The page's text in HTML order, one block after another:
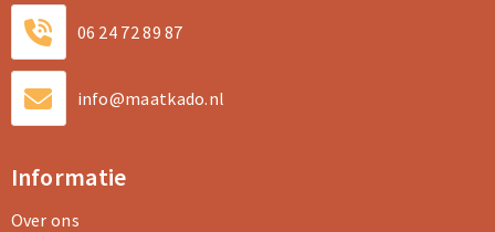
06 24 72 89 87
info@maatkado.nl
Informatie
Over ons